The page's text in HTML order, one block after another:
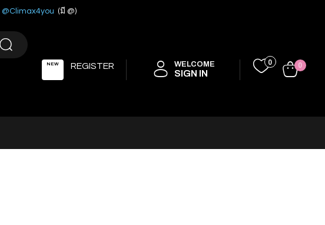
@Climax4you (มี @)
NEW REGISTER WELCOME
SIGN IN
0 0